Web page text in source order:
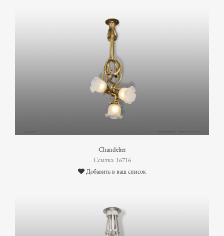
Chandelier
Ссылка: 16716
Добавить в ваш список